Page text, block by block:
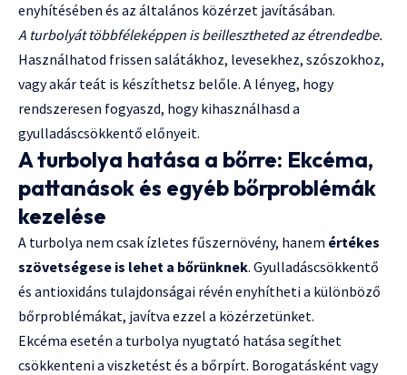
enyhítésében és az általános közérzet javításában.
A turbolyát többféleképpen is beillesztheted az étrendedbe.
Használhatod frissen salátákhoz, levesekhez, szószokhoz,
vagy akár teát is készíthetsz belőle. A lényeg, hogy
rendszeresen fogyaszd, hogy kihasználhasd a
gyulladáscsökkentő előnyeit.
A turbolya hatása a bőrre: Ekcéma,
pattanások és egyéb bőrproblémák
kezelése
A turbolya nem csak ízletes fűszernövény, hanem értékes
szövetségese is lehet a bőrünknek. Gyulladáscsökkentő
és antioxidáns tulajdonságai révén enyhítheti a különböző
bőrproblémákat, javítva ezzel a közérzetünket.
Ekcéma esetén a turbolya nyugtató hatása segíthet
csökkenteni a viszketést és a bőrpírt. Borogatásként vagy